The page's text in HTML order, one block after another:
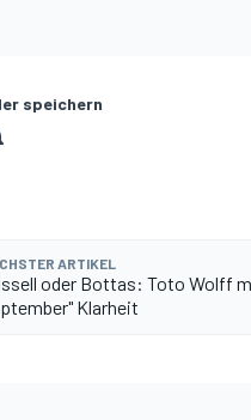
speichern
ARTIKEL
oder Bottas: Toto Wolff
Klarheit